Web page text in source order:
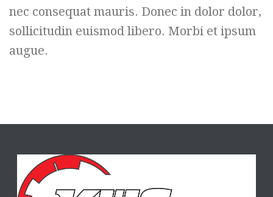
nec consequat mauris. Donec in dolor dolor,
sollicitudin euismod libero. Morbi et ipsum
augue.